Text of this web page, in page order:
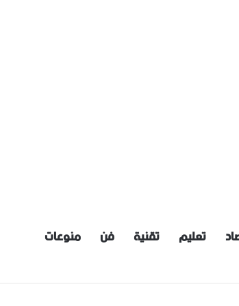
تعليم تقنية فن منوعات
مشروع قانون لمكافحة العنف الأسري